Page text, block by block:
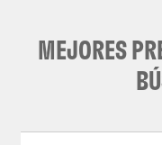
MEJORES